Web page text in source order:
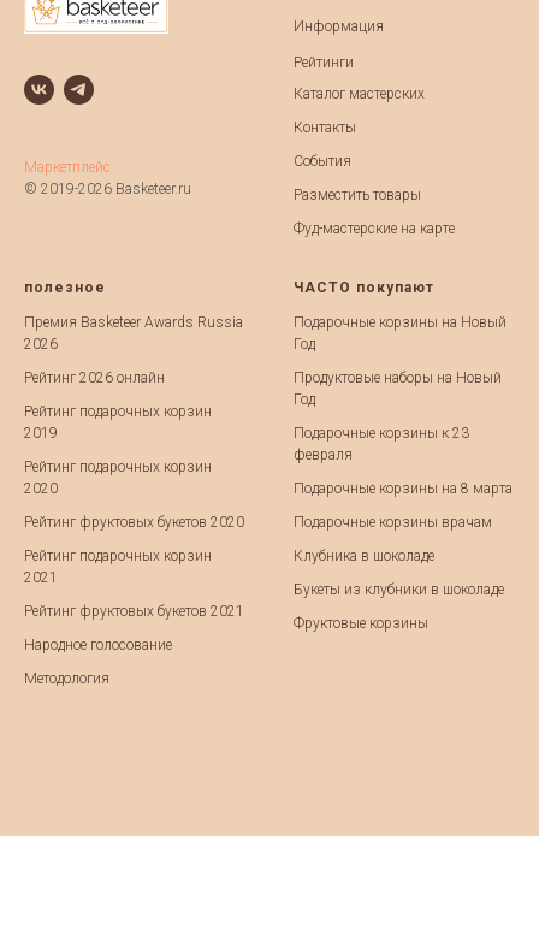
Маркетплейс
© 2019-2026 Basketeer.ru
Информация
Рейтинги
Каталог мастерских
Контакты
События
Разместить товары
Фуд-мастерские на карте
полезное
Премия Basketeer Awards Russia
2026
Рейтинг 2026 онлайн
Рейтинг подарочных корзин
2019
Рейтинг подарочных корзин
2020
Рейтинг фруктовых букетов 2020
Рейтинг подарочных корзин
2021
Рейтинг фруктовых букетов 2021
Народное голосование
Методология
ЧАСТО покупают
Подарочные корзины на Новый
Год
Продуктовые наборы на Новый
Год
Подарочные корзины к 23
февраля
Подарочные корзины на 8 марта
Подарочные корзины врачам
Клубника в шоколаде
Букеты из клубники в шоколаде
Фруктовые корзины